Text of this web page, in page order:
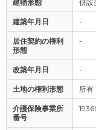
建物形態 併設
建築年月日 -
居住契約の権利
形態
-
改築年月日 -
土地の権利形態 所有
介護保険事業所
番号